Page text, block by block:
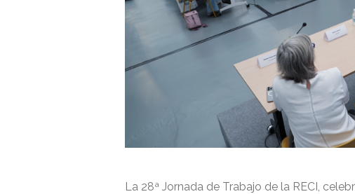
La 28ª Jornada de Trabajo de la RECI,